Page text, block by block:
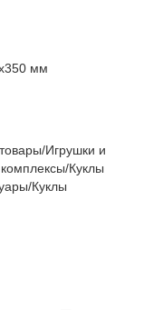
мм
Игрушки и
Куклы
Куклы